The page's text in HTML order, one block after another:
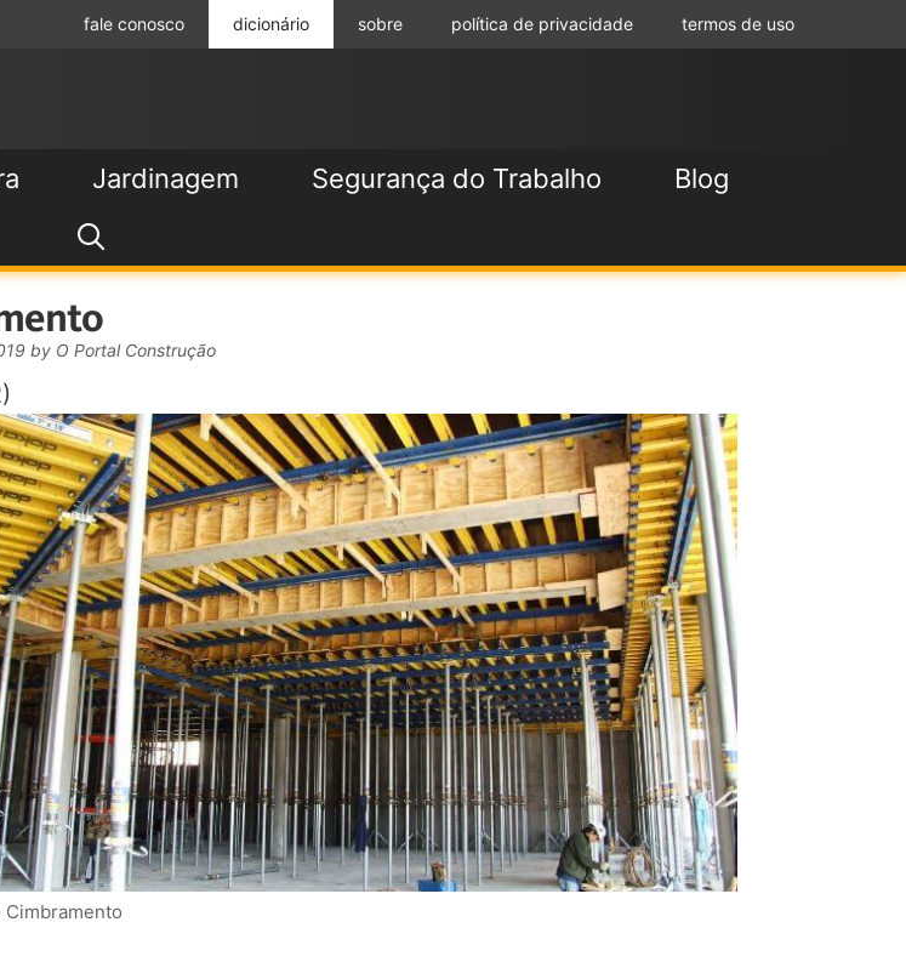
fale conosco dicionário sobre política de privacidade termos de uso
Jardinagem Segurança do Trabalho Blog
by O Portal Construção
)
Cimbramento